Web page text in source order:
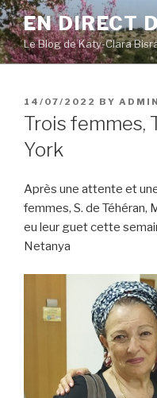
Skip
to
content
EN DIRECT
Le Blog de Katy-Clara
POSTED
ON
14/07/2022 BY ADMIN
Trois femmes,
York
Après une attente et
femmes, S. de Téhéran,
eu leur guet cette
Netanya